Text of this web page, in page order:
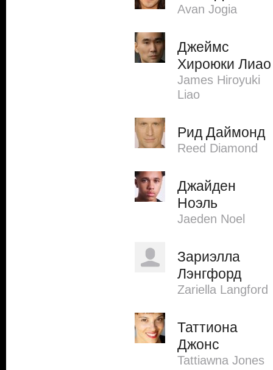
Avan Jogia
Джеймс
Хироюки Лиао
James Hiroyuki
Liao
Рид Даймонд
Reed Diamond
Джайден
Ноэль
Jaeden Noel
Зариэлла
Лэнгфорд
Zariella Langford
Таттиона
Джонс
Tattiawna Jones